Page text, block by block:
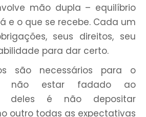
mão dupla – equilíbrio
e o que se recebe. Cada um
seus direitos, seu
para dar certo.
são necessários para o
não estar fadado ao
deles é não depositar
outro todas as expectativas